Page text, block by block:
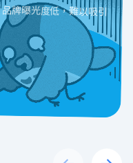
牌曝光度低，難以吸引